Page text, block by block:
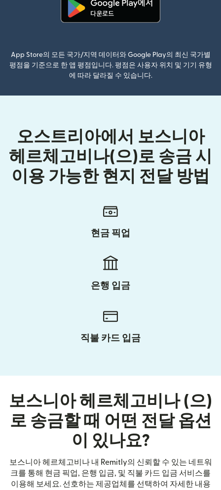
App Store의 모든 국가/지역 데이터와 Google Play의 최신 국가별
평점을 기준으로 한 앱 평점입니다. 평점은 사용자 위치 및 기기 유형
에 따라 달라질 수 있습니다.
오스트리아에서 보스니아
헤르체고비나(으)로 송금 시
이용 가능한 현지 전달 방법
현금 픽업
은행 입금
직불 카드 입금
보스니아 헤르체고비나 (으)
로 송금할 때 어떤 전달 옵션
이 있나요?
보스니아 헤르체고비나 내 Remitly의 신뢰할 수 있는 네트워
크를 통해 현금 픽업, 은행 입금, 및 직불 카드 입금 서비스를
이용해 보세요. 선호하는 제공업체를 선택하여 자세한 내용